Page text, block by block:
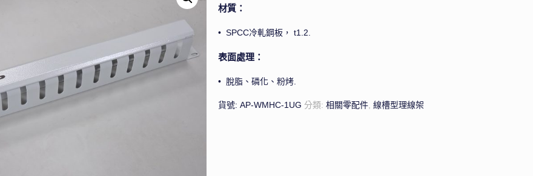
材質：
• SPCC冷軋鋼板， t1.2.
表面處理：
• 脫脂、磷化、粉烤.
貨號: AP-WMHC-1UG 分類: 相關零配件, 線槽型理線架